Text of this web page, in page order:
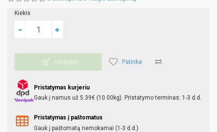
Kiekis
Į krepšelį Patinka
Pristatymas kurjeriu
Gauk į namus už 5.39€ (10.00kg). Pristatymo terminas: 1-3 d.d.
Pristatymas į paštomatus
Gauk į paštomatą nemokamai (1-3 d.d.)